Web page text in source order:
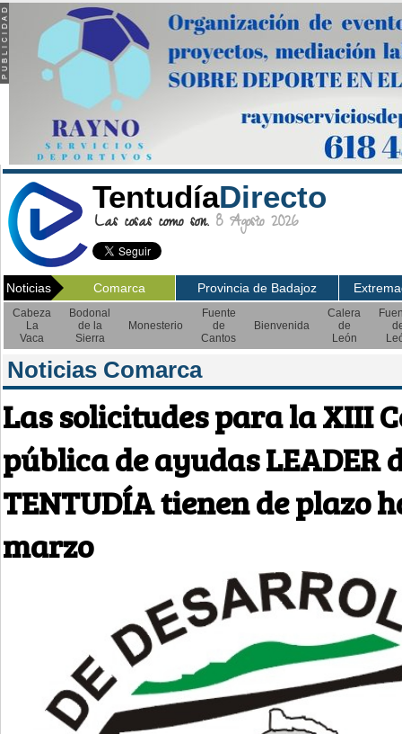
TentudíaDirecto
Las cosas como son. 8 Agosto 2026
Noticias Comarca Provincia de Badajoz
Cabeza
La
Vaca
Bodonal
de la
Sierra
Monesterio
Fuente
de
Cantos
Bienvenida
Calera
de
León
Noticias Comarca
Las solicitudes para la XIII
pública de ayudas LEADER
TENTUDÍA tienen de plazo
marzo